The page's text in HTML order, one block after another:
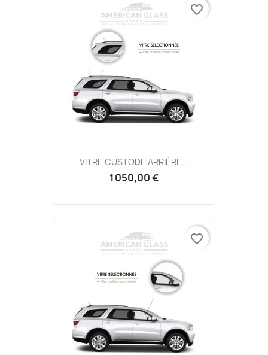
VITRE CUSTODE ARRIÈRE...
1 050,00 €
favorite_border
favorite_border